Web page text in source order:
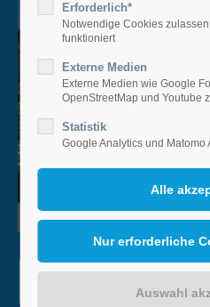
Erforderlich*
Notwendige Cookies
funktioniert
Externe Medien
Externe Medien wie Google
OpenStreetMap und Youtube
Statistik
Google Analytics und Matomo